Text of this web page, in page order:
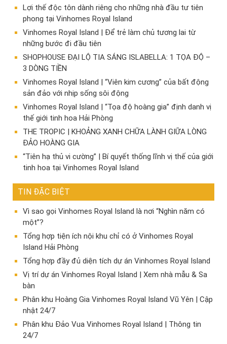
Lợi thế độc tôn dành riêng cho những nhà đầu tư tiên
phong tại Vinhomes Royal Island
Vinhomes Royal Island | Để trẻ làm chủ tương lai từ
những bước đi đầu tiên
SHOPHOUSE ĐẠI LỘ TIA SÁNG ISLABELLA: 1 TỌA ĐỘ –
3 DÒNG TIỀN
Vinhomes Royal Island | “Viên kim cương” của bất động
sản đảo với nhịp sống sôi động
Vinhomes Royal Island | “Tọa độ hoàng gia” định danh vị
thế giới tinh hoa Hải Phòng
THE TROPIC | KHOẢNG XANH CHỮA LÀNH GIỮA LÒNG
ĐẢO HOÀNG GIA
“Tiên hạ thủ vi cường” | Bí quyết thống lĩnh vị thế của giới
tinh hoa tại Vinhomes Royal Island
TIN ĐẶC BIỆT
Vì sao gọi Vinhomes Royal Island là nơi “Nghìn năm có
một”?
Tổng hợp tiện ích nội khu chỉ có ở Vinhomes Royal
Island Hải Phòng
Tổng hợp đầy đủ diện tích dự án Vinhomes Royal Island
Vị trí dự án Vinhomes Royal Island | Xem nhà mẫu & Sa
bàn
Phân khu Hoàng Gia Vinhomes Royal Island Vũ Yên | Cập
nhật 24/7
Phân khu Đảo Vua Vinhomes Royal Island | Thông tin
24/7